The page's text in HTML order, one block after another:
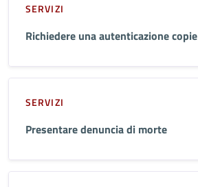
SERVIZI
Richiedere una autenticazione copie
SERVIZI
Presentare denuncia di morte